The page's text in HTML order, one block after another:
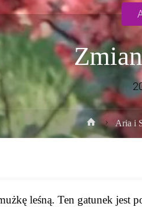
Strona
główna
Aria i
leśną. Ten gatunek jest